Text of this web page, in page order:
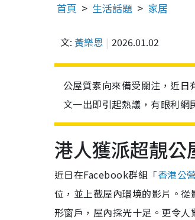
首頁 生活話題 家居
文: 黃樂恩 2026.01.02
公屋質素向來備受關注，近
文一出即引起熱議，有眼利網
港人獲派超靚公
近日在Facebook群組「香港公
位，並上截屋內環境的影片。
形窗戶，屋內採光十足。更令